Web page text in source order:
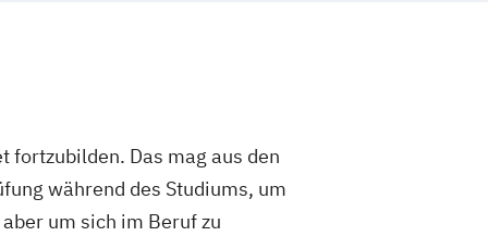
Das mag aus den
während des Studiums, um
um sich im Beruf zu